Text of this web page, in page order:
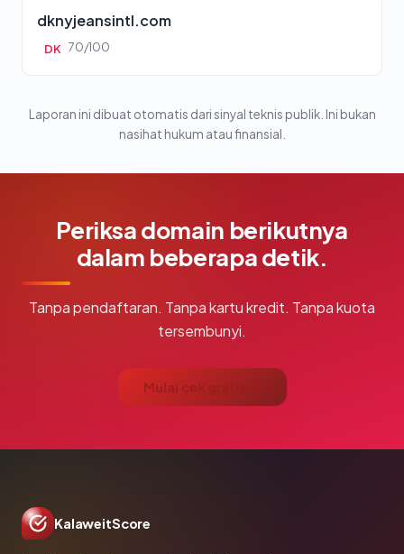
dknyjeansintl.com
DK 70/100
Laporan ini dibuat otomatis dari sinyal teknis publik. Ini bukan
nasihat hukum atau finansial.
Periksa domain berikutnya
dalam beberapa detik.
Tanpa pendaftaran. Tanpa kartu kredit. Tanpa kuota
tersembunyi.
Mulai cek gratis →
KalaweitScore